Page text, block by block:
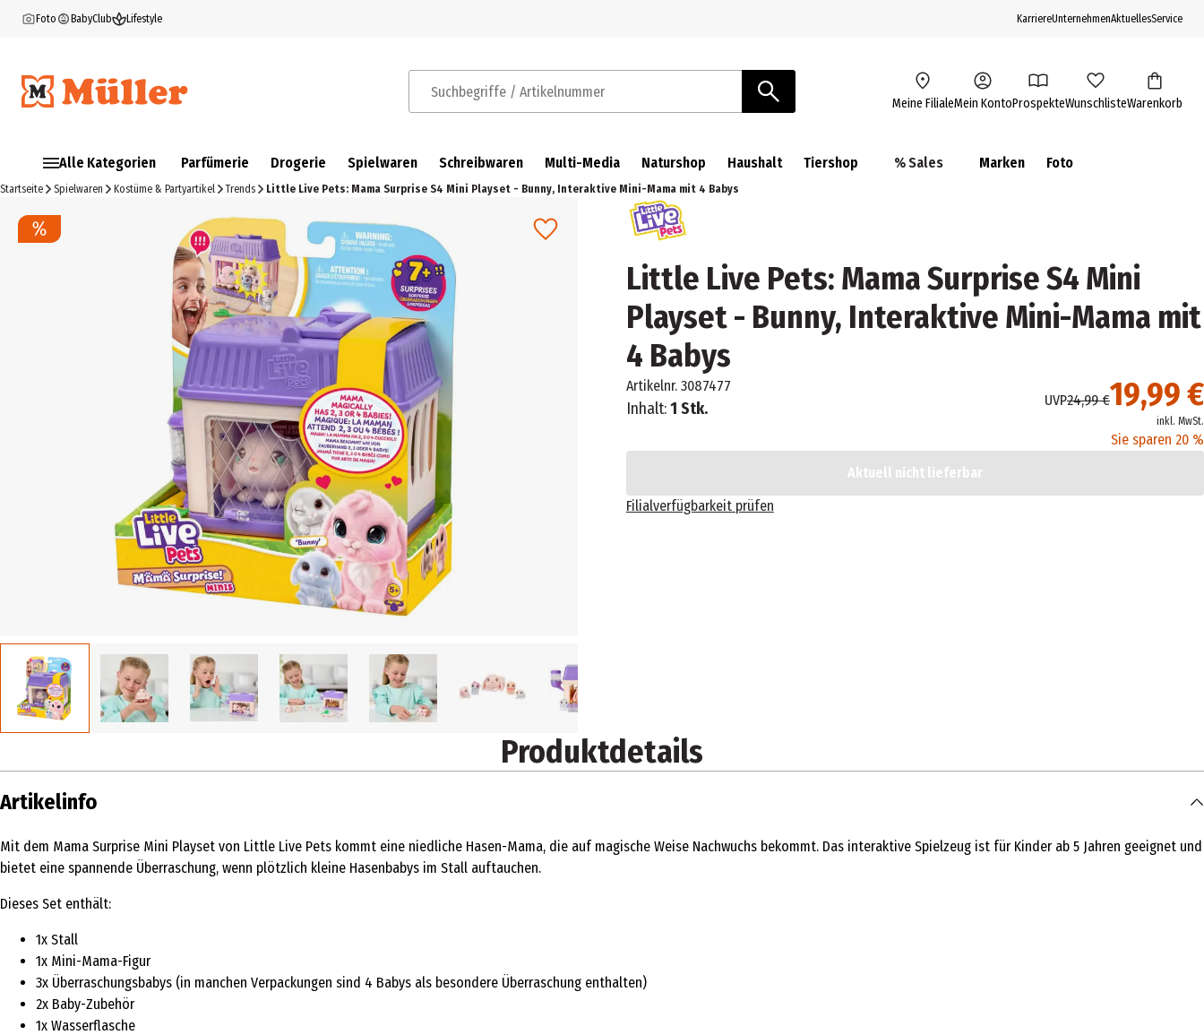
Foto BabyClub Lifestyle KarriereUnternehmenAktuellesService
Suchbegriffe / Artikelnummer Meine FilialeMein KontoProspekteWunschlisteWarenkorb
Alle Kategorien Parfümerie Drogerie Spielwaren Schreibwaren Multi-Media Naturshop Haushalt Tiershop % Sales Marken Foto
Startseite Spielwaren Kostüme & Partyartikel Trends Little Live Pets: Mama Surprise S4 Mini Playset - Bunny, Interaktive Mini-Mama mit 4 Babys
Little Live Pets: Mama Surprise S4 Mini
Playset - Bunny, Interaktive Mini-Mama mit
4 Babys
Artikelnr. 3087477
Inhalt:1 Stk. 19,99 €
UVP24,99 €
inkl. MwSt.
Sie sparen 20 %
Aktuell nicht lieferbar
Filialverfügbarkeit prüfen
Produktdetails
Artikelinfo
Mit dem Mama Surprise Mini Playset von Little Live Pets kommt eine niedliche Hasen-Mama, die auf magische Weise Nachwuchs bekommt. Das interaktive Spielzeug ist für Kinder ab 5 Jahren geeignet und
bietet eine spannende Überraschung, wenn plötzlich kleine Hasenbabys im Stall auftauchen.
Dieses Set enthält:
1x Stall
1x Mini-Mama-Figur
3x Überraschungsbabys (in manchen Verpackungen sind 4 Babys als besondere Überraschung enthalten)
2x Baby-Zubehör
1x Wasserflasche